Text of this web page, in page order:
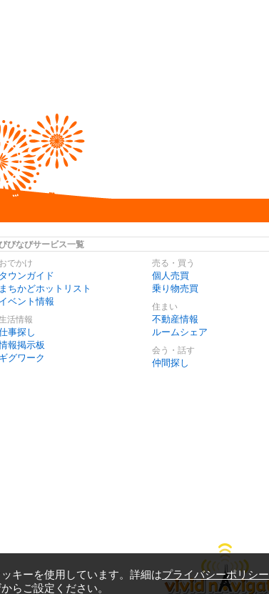
びなびサービス一覧
おでかけ
タウンガイド
まちかどホットリスト
イベント情報
活情報
事探し
報掲示板
ギグワーク
売る・買う
個人売買
乗り物売買
住まい
不動産情報
ルームシェア
会う・話す
仲間探し
キーを使用しています。詳細はプライバシーポリシー
らご設定ください。